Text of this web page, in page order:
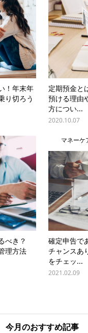
！年末年
り切ろう
定期預金と
預ける理由
方につい...
2020.10.07
べき？
理方法
マネーケ
確定申告で
チャンスあ
をチェッ...
2021.02.09
今月のおすすめ記事